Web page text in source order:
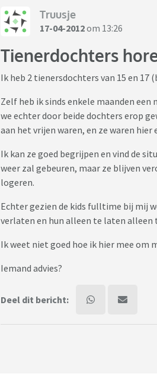
Truusje
17-04-2012om 13:26
Tienerdochters
Ik heb 2 tienersdochters van 15 en 17
Zelf heb ik sinds enkele maanden een
we echter door beide dochters erop
aan het vrijen waren, en ze waren
Ik kan ze goed begrijpen en vind de
weer zal gebeuren, maar ze blijven
logeren.
Echter gezien de kids fulltime bij mij
verlaten en hun alleen te laten
Ik weet niet goed hoe ik hier mee om
Iemand advies?
Deel dit bericht: